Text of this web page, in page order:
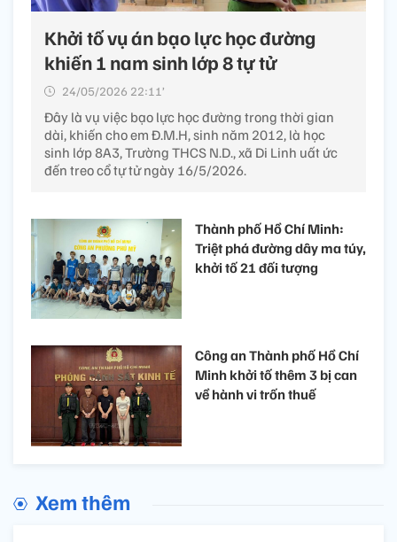
Khởi tố vụ án bạo lực học đường
khiến 1 nam sinh lớp 8 tự tử
24/05/2026 22:11’
Đây là vụ việc bạo lực học đường trong thời gian
dài, khiến cho em Đ.M.H, sinh năm 2012, là học
sinh lớp 8A3, Trường THCS N.D., xã Di Linh uất ức
đến treo cổ tự tử ngày 16/5/2026.
Thành phố Hồ Chí Minh:
Triệt phá đường dây ma túy,
khởi tố 21 đối tượng
Công an Thành phố Hồ Chí
Minh khởi tố thêm 3 bị can
về hành vi trốn thuế
Xem thêm